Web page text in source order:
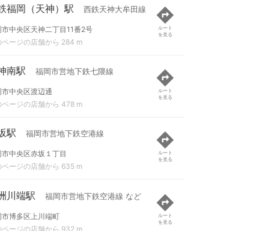
福岡（天神）駅 西鉄天神大牟田線
市中央区天神二丁目11番2号
ページの店舗から 284 m
ルート
を見る
南駅 福岡市営地下鉄七隈線
市中央区渡辺通
ページの店舗から 478 m
ルート
を見る
駅 福岡市営地下鉄空港線
市中央区赤坂１丁目
ページの店舗から 635 m
ルート
を見る
川端駅 福岡市営地下鉄空港線 など
市博多区上川端町
ページの店舗から 932 m
ルート
を見る